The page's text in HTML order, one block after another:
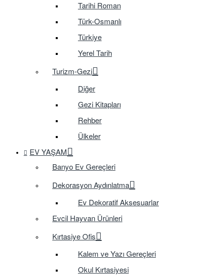
Tarihi Roman
Türk-Osmanlı
Türkiye
Yerel Tarih
Turizm-Gezi
Diğer
Gezi Kitapları
Rehber
Ülkeler
EV YAŞAM
Banyo Ev Gereçleri
Dekorasyon Aydınlatma
Ev Dekoratif Aksesuarlar
Evcil Hayvan Ürünleri
Kırtasiye Ofis
Kalem ve Yazı Gereçleri
Okul Kırtasiyesi